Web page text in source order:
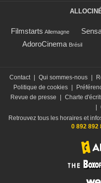
Filmstarts Allemagne
AdoroCinema Brésil
Contact | Qui sommes-nous |
Politique de cookies |
Revue de presse
| Charte
|
Retrouvez tous les horaires et
0 892 892